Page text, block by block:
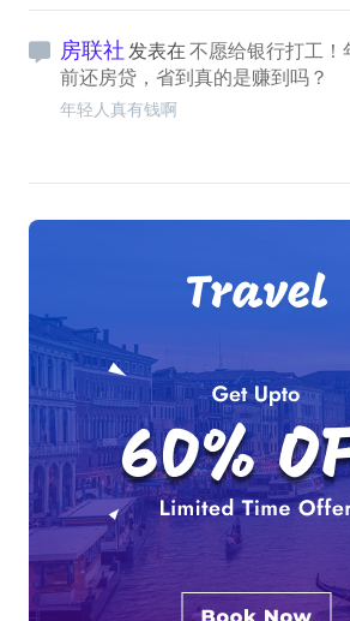
房联社 发表在 不愿给银行打工！
前还房贷，省到真的是赚到吗？
年轻人真有钱啊